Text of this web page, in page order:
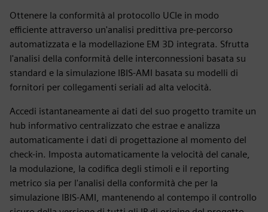
Ottenere la conformità al protocollo UCIe in modo
efficiente attraverso un'analisi predittiva pre-percorso
automatizzata e la modellazione EM 3D integrata. Sfrutta
l'analisi della conformità delle interconnessioni basata su
standard e la simulazione IBIS-AMI basata su modelli di
fornitori per collegamenti seriali ad alta velocità.
Accedi istantaneamente ai dati del suo progetto tramite un
hub informativo centralizzato che estrae e analizza
automaticamente i dati di progettazione al momento del
check-in. Imposta automaticamente la velocità del canale,
la modulazione, la codifica degli stimoli e il reporting
metrico sia per l'analisi della conformità che per la
simulazione IBIS-AMI, mantenendo al contempo il controllo